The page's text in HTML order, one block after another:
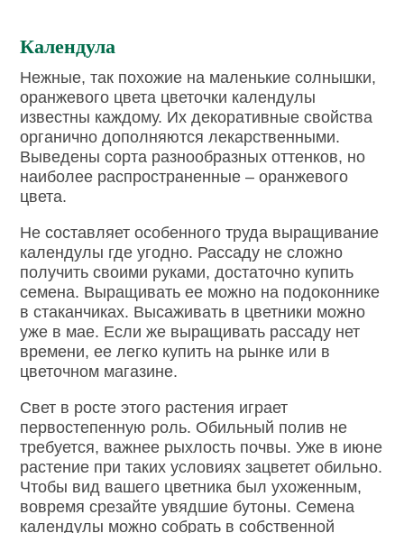
Календула
Нежные, так похожие на маленькие солнышки,
оранжевого цвета цветочки календулы
известны каждому. Их декоративные свойства
органично дополняются лекарственными.
Выведены сорта разнообразных оттенков, но
наиболее распространенные – оранжевого
цвета.
Не составляет особенного труда выращивание
календулы где угодно. Рассаду не сложно
получить своими руками, достаточно купить
семена. Выращивать ее можно на подоконнике
в стаканчиках. Высаживать в цветники можно
уже в мае. Если же выращивать рассаду нет
времени, ее легко купить на рынке или в
цветочном магазине.
Свет в росте этого растения играет
первостепенную роль. Обильный полив не
требуется, важнее рыхлость почвы. Уже в июне
растение при таких условиях зацветет обильно.
Чтобы вид вашего цветника был ухоженным,
вовремя срезайте увядшие бутоны. Семена
календулы можно собрать в собственной